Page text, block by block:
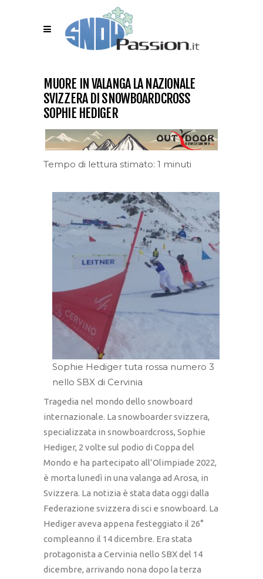
MUORE IN VALANGA LA NAZIONALE
SVIZZERA DI SNOWBOARDCROSS
SOPHIE HEDIGER
Tempo di lettura stimato: 1 minuti
Sophie Hediger tuta rossa numero 3
nello SBX di Cervinia
Tragedia nel mondo dello snowboard
internazionale. La snowboarder svizzera,
specializzata in snowboardcross, Sophie
Hediger, 2 volte sul podio di Coppa del
Mondo e ha partecipato all’Olimpiade 2022,
è morta lunedì in una valanga ad Arosa, in
Svizzera. La notizia è stata data oggi dalla
Federazione svizzera di sci e snowboard. La
Hediger aveva appena festeggiato il 26°
compleanno il 14 dicembre. Era stata
protagonista a Cervinia nello SBX del 14
dicembre, arrivando nona dopo la terza